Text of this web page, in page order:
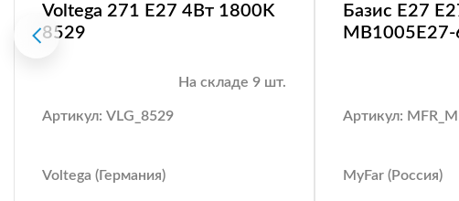
Voltega 271 E27 4Вт 1800K
8529
На складе 9 шт.
Артикул: VLG_8529
Voltega (Германия)
Базис E27
Артикул:
MyFar (Россия)